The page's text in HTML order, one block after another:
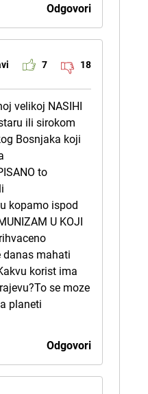
Odgovori
7 18
velikoj NASIHI
ili sirokom
Bosnjaka koji
to
kopamo ispod
U KOJI
danas mahati
korist ima
se moze
planeti
Odgovori